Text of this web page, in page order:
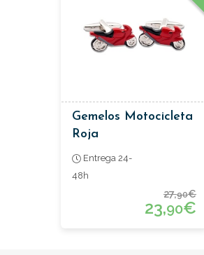
Gemelos Motocicleta
Roja
Entrega 24-
48h
27,90€
23,90€